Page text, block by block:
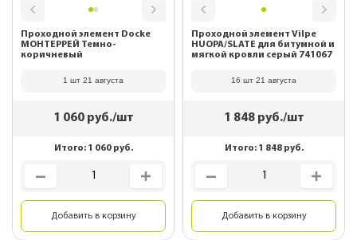
Проходной элемент Docke
МОНТЕРРЕЙ Темно-
коричневый
1 шт 21 августа
1 060руб./шт
Итого: 1 060руб.
Добавить в корзину
Проходной элемент Vilpe
HUOPA/SLATE для битумной и
мягкой кровли серый 741067
16 шт 21 августа
1 848руб./шт
Итого: 1 848руб.
Добавить в корзину